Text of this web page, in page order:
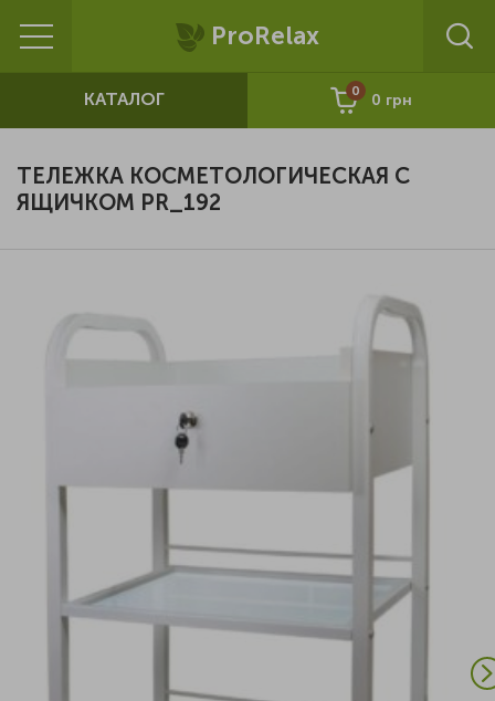
ProRelax
КАТАЛОГ 0 0 грн
ТЕЛЕЖКА КОСМЕТОЛОГИЧЕСКАЯ С
ЯЩИЧКОМ PR_192